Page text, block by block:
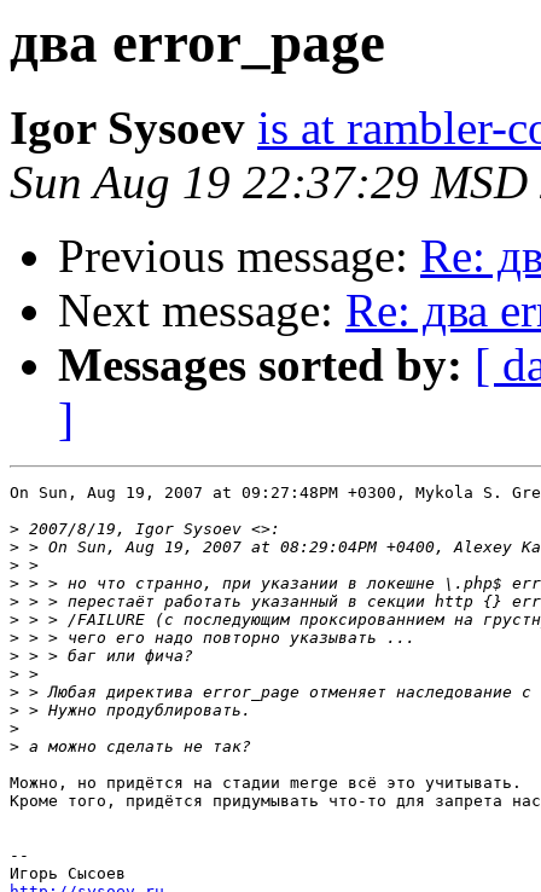
два error_page
Igor Sysoev is at rambler-
Sun Aug 19 22:37:29 MSD
Previous message: Re:
Next message: Re: два
Messages sorted by: [
]
On Sun, Aug 19, 2007 at 09:27:48PM +0300, Mykola S.
>
>
>
>
>
>
>
>
>
>
>
>
>
Можно, но придётся на стадии merge всё это учитывать.
Кроме того, придётся придумывать что-то для запрета
--